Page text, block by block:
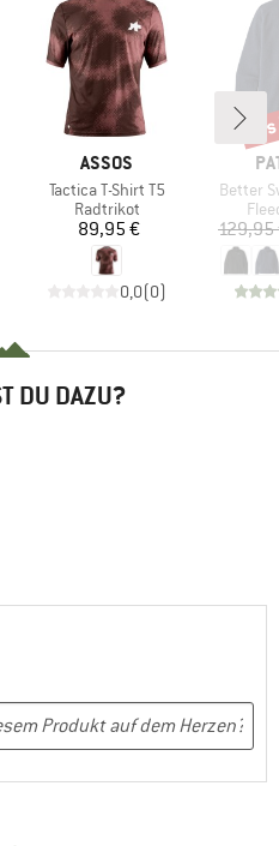
MARKE
ASSOS
Artikel
Tactica T-Shirt T5
Produktgruppe
Radtrikot
Preis
89,95 €
0,0(0)
Artikel
Better
129,95
DU DAZU?